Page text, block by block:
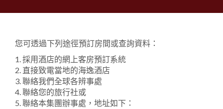
您可透過下列途徑預訂房間或查詢資料：
1. 採用酒店的網上客房預訂系統
2. 直接致電當地的海逸酒店
3. 聯絡我們全球各辨事處
4. 聯絡您的旅行社或
5. 聯絡本集團辦事處，地址如下：